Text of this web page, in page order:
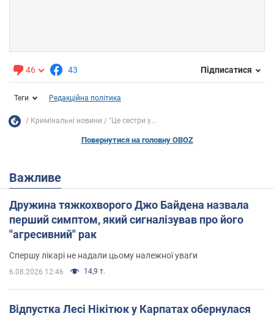
46 43 Підписатися
Теги Редакційна політика
Кримінальні новини "Це сестри у...
Повернутися на головну OBOZ
Важливе
Дружина тяжкохворого Джо Байдена назвала
перший симптом, який сигналізував про його
"агресивний" рак
Спершу лікарі не надали цьому належної уваги
6.08.2026 12:46 14,9 т.
Відпустка Лесі Нікітюк у Карпатах обернулася